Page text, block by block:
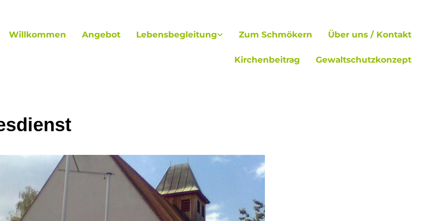
Willkommen Angebot Lebensbegleitung Zum Schmökern Über uns / Kontakt
Kirchenbeitrag Gewaltschutzkonzept